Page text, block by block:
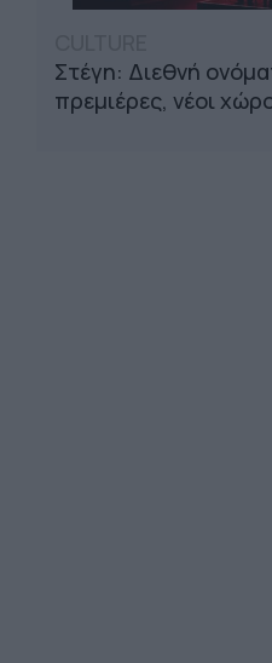
Στέγη: Διεθνή
πρεμιέρες, νέοι